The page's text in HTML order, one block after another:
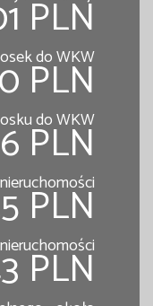
PLN
do WKW
PLN
do WKW
PLN
PLN
PLN